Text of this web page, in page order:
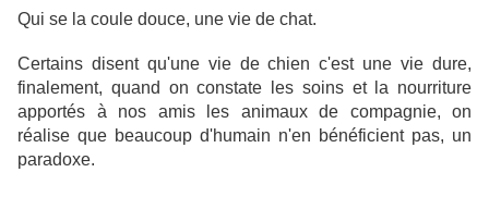
Qui se la coule douce, une vie de chat.
Certains disent qu'une vie de chien c'est une vie dure,
finalement, quand on constate les soins et la nourriture
apportés à nos amis les animaux de compagnie, on
réalise que beaucoup d'humain n'en bénéficient pas, un
paradoxe.